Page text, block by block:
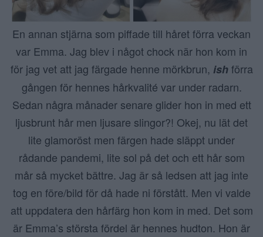
En annan stjärna som piffade till håret förra veckan
var Emma. Jag blev i något chock när hon kom in
för jag vet att jag färgade henne mörkbrun, ishförra
gången för hennes hårkvalité var under radarn.
Sedan några månader senare glider hon in med ett
ljusbrunt hår men ljusare slingor?! Okej, nu lät det
lite glamoröst men färgen hade släppt under
rådande pandemi, lite sol på det och ett hår som
mår så mycket bättre. Jag är så ledsen att jag inte
tog en före/bild för då hade ni förstått. Men vi valde
att uppdatera den hårfärg hon kom in med. Det som
är Emma’s största fördel är hennes hudton. Hon är